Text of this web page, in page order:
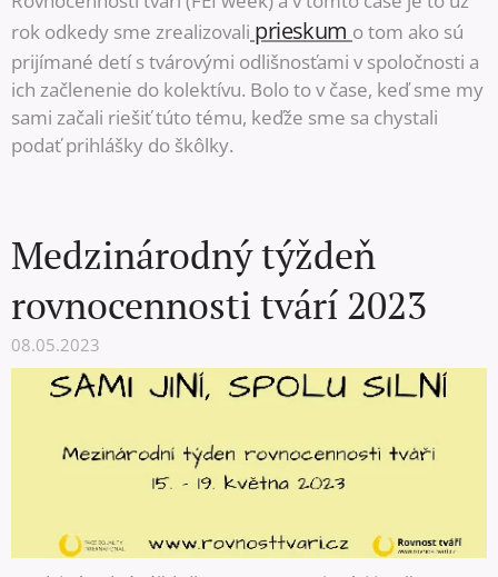
rok odkedy sme zrealizovali prieskum o tom ako sú
prijímané detí s tvárovými odlišnosťami v spoločnosti a
ich začlenenie do kolektívu. Bolo to v čase, keď sme my
sami začali riešiť túto tému, keďže sme sa chystali
podať prihlášky do škôlky.
Medzinárodný týždeň
rovnocennosti tvárí 2023
08.05.2023